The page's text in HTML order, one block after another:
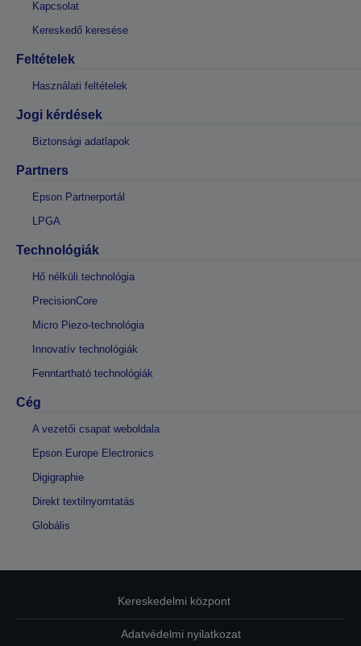
Kapcsolat
Kereskedő keresése
Feltételek
Használati feltételek
Jogi kérdések
Biztonsági adatlapok
Partners
Epson Partnerportál
LPGA
Technológiák
Hő nélküli technológia
PrecisionCore
Micro Piezo-technológia
Innovatív technológiák
Fenntartható technológiák
Cég
A vezetői csapat weboldala
Epson Europe Electronics
Digigraphie
Direkt textilnyomtatás
Globális
Kereskedelmi központ
Adatvédelmi nyilatkozat